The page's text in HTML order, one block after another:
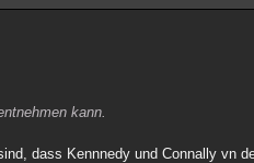
kann.
dass Kennnedy und Connally vn